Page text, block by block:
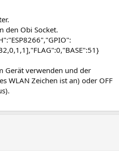
den Obi Socket.
Gerät verwenden und der
WLAN Zeichen ist an) oder OFF